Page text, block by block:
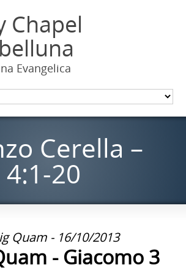
Chapel
Evangelica
Cerella –
20
Quam - 16/10/2013
- Giacomo 3